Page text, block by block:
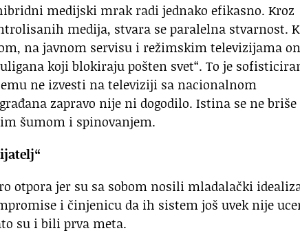
medijski mrak radi jednako efikasno. Kroz
medija, stvara se paralelna stvarnost.
na javnom servisu i režimskim televizijama
koji blokiraju pošten svet“. To je
ne izvesti na televiziji sa nacionalnom
zapravo nije ni dogodilo. Istina se ne briše
šumom i spinovanjem.
otpora jer su sa sobom nosili mladalački
i činjenicu da ih sistem još uvek nije
su i bili prva meta.